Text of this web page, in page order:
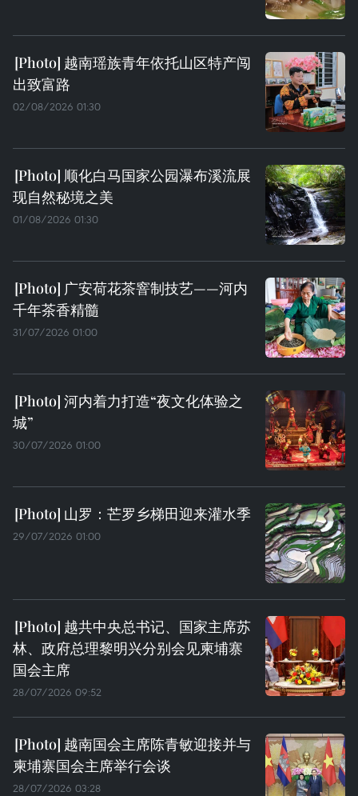
越南瑶族青年依托山区特产闯
出致富路
02/08/2026 01:30
顺化白马国家公园瀑布溪流展
现自然秘境之美
01/08/2026 01:30
广安荷花茶窨制技艺——河内
千年茶香精髓
31/07/2026 01:00
河内着力打造“夜文化体验之
城”
30/07/2026 01:00
山罗：芒罗乡梯田迎来灌水季
29/07/2026 01:00
越共中央总书记、国家主席苏
林、政府总理黎明兴分别会见柬埔寨
国会主席
28/07/2026 09:52
越南国会主席陈青敏迎接并与
柬埔寨国会主席举行会谈
28/07/2026 03:28